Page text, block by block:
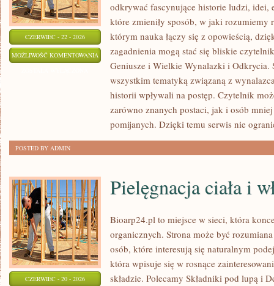
CZERWIEC - 22 - 2026
MOŻLIWOŚĆ KOMENTOWANIA WIELKIE
WYNALAZKI
ODKRYCIA
odkrywać fascynujące historie ludzi, idei,
które zmieniły sposób, w jaki rozumiemy
którym nauka łączy się z opowieścią,
zagadnienia mogą stać się bliskie
Geniusze i Wielkie Wynalazki i Odkrycia.
wszystkim tematyką związaną z
historii wpływali na postęp. Czytelnik
zarówno znanych postaci, jak i osób
pomijanych. Dzięki temu serwis nie
POSTED BY ADMIN
CZERWIEC - 20 - 2026
Pielęgnacja ciała i
Bioarp24.pl to miejsce w sieci, która
organicznych. Strona może być
osób, które interesują się naturalnym
która wpisuje się w rosnące
składzie. Polecamy Składniki pod lupą i